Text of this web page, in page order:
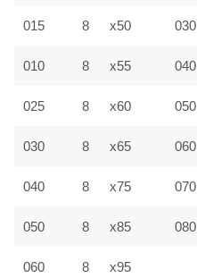
015 8 x50 030
010 8 x55 040
025 8 x60 050
030 8 x65 060
040 8 x75 070
050 8 x85 080
060 8 x95